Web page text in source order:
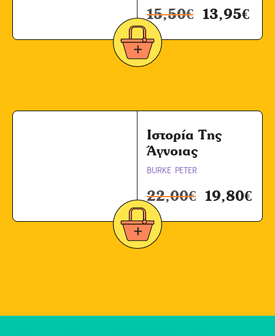
15,50€ 13,95€
Ιστορία Της
Άγνοιας
BURKE PETER
22,00€ 19,80€